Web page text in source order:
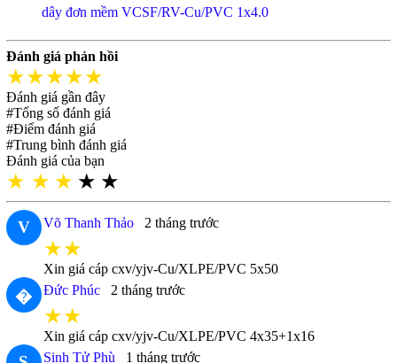
dây đơn mềm VCSF/RV-Cu/PVC 1x4.0
Đánh giá phản hồi
★★★★★
Đánh giá gần đây
#Tổng số đánh giá
#Điểm đánh giá
#Trung bình đánh giá
Đánh giá của bạn
★ ★ ★ ★ ★
V Võ Thanh Thảo 2 tháng trước
★★
Xin giá cáp cxv/yjv-Cu/XLPE/PVC 5x50
� Đức Phúc 2 tháng trước
★★
Xin giá cáp cxv/yjv-Cu/XLPE/PVC 4x35+1x16
Sinh Tử Phù 1 tháng trước